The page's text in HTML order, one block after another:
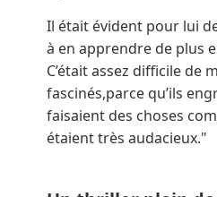
Il était évident pour lui
à en apprendre de plus
C’était assez difficile de
fascinés,parce qu’ils
faisaient des choses
étaient très audacieux."